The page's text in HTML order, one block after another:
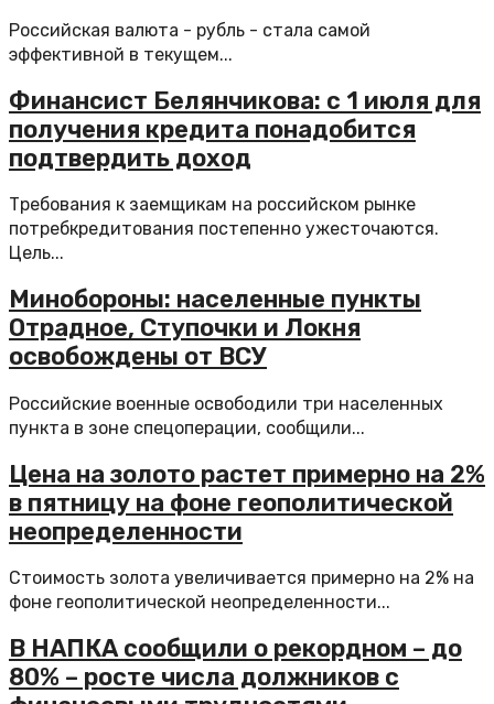
Российская валюта - рубль - стала самой
эффективной в текущем...
Финансист Белянчикова: с 1 июля для
получения кредита понадобится
подтвердить доход
Требования к заемщикам на российском рынке
потребкредитования постепенно ужесточаются.
Цель...
Минобороны: населенные пункты
Отрадное, Ступочки и Локня
освобождены от ВСУ
Российские военные освободили три населенных
пункта в зоне спецоперации, сообщили...
Цена на золото растет примерно на 2%
в пятницу на фоне геополитической
неопределенности
Стоимость золота увеличивается примерно на 2% на
фоне геополитической неопределенности...
В НАПКА сообщили о рекордном – до
80% – росте числа должников с